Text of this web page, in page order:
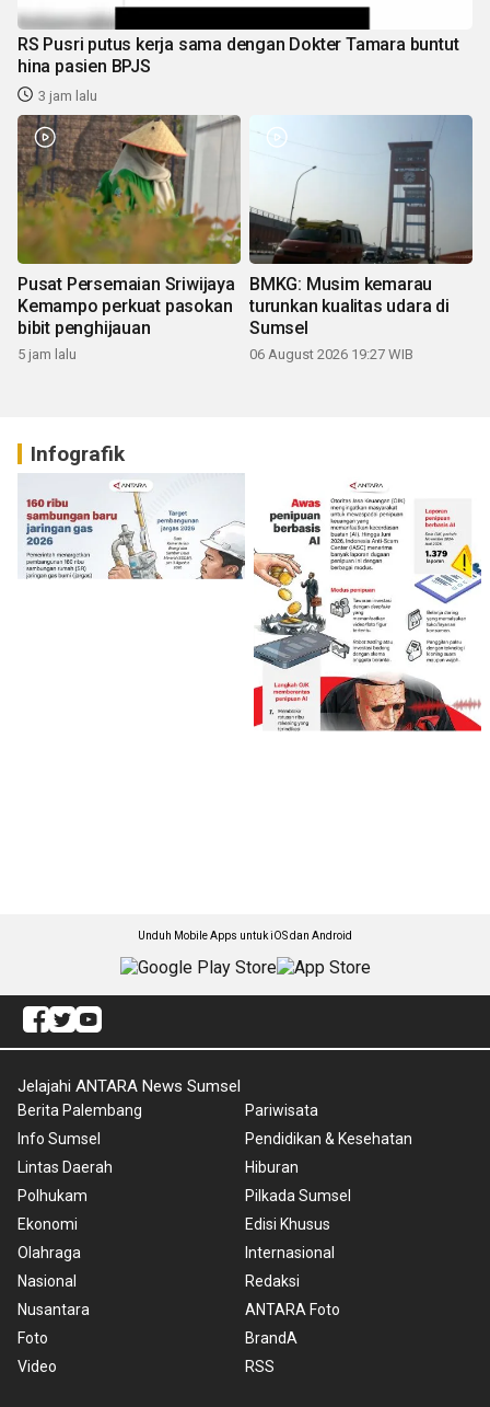
RS Pusri putus kerja sama dengan Dokter Tamara buntut
hina pasien BPJS
3 jam lalu
Pusat Persemaian Sriwijaya
Kemampo perkuat pasokan
bibit penghijauan
5 jam lalu
BMKG: Musim kemarau
turunkan kualitas udara di
Sumsel
06 August 2026 19:27 WIB
Infografik
Unduh Mobile Apps untuk iOS dan Android
Jelajahi ANTARA News Sumsel
Berita Palembang
Info Sumsel
Lintas Daerah
Polhukam
Ekonomi
Olahraga
Nasional
Nusantara
Foto
Video
Pariwisata
Pendidikan & Kesehatan
Hiburan
Pilkada Sumsel
Edisi Khusus
Internasional
Redaksi
ANTARA Foto
BrandA
RSS